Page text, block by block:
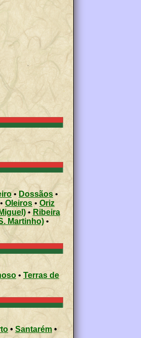
• Dossãos •
Oleiros • Oriz
• Ribeira
Martinho)•
• Terras de
• Santarém •